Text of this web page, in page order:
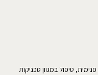
טיפול במגוון טכניקות